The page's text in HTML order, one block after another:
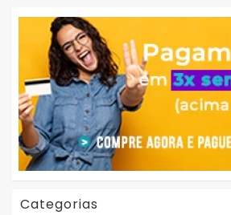
Categorias